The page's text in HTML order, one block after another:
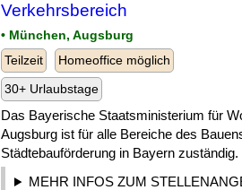
Verkehrsbereich
• München, Augsburg
Teilzeit
Homeoffice möglich
30+ Urlaubstage
Das Bayerische Staatsministerium für
Augsburg ist für alle Bereiche des
Städtebauförderung in Bayern
MEHR INFOS ZUM